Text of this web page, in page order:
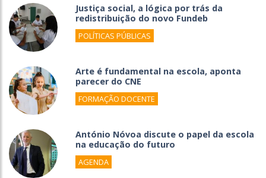
Justiça social, a lógica por trás da
redistribuição do novo Fundeb
POLÍTICAS PÚBLICAS
Arte é fundamental na escola, aponta
parecer do CNE
FORMAÇÃO DOCENTE
António Nóvoa discute o papel da escola
na educação do futuro
AGENDA